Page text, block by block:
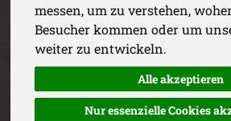
messen, um zu verstehen,
Besucher kommen oder um
weiter zu entwickeln.
Alle akzeptieren
Nur essenzielle Cookies
Dinkelbrot mit
nur montags
Dickendorf
EG-Bio